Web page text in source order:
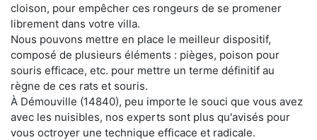
cloison, pour empêcher ces rongeurs de se promener
librement dans votre villa.
Nous pouvons mettre en place le meilleur dispositif,
composé de plusieurs éléments : pièges, poison pour
souris efficace, etc. pour mettre un terme définitif au
règne de ces rats et souris.
À Démouville (14840), peu importe le souci que vous avez
avec les nuisibles, nos experts sont plus qu'avisés pour
vous octroyer une technique efficace et radicale.